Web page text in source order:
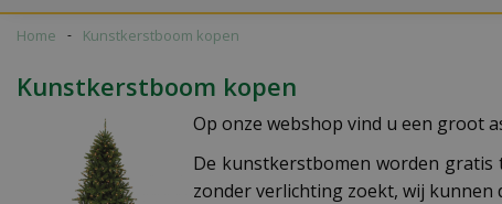
Home Kunstkerstboom kopen
Kunstkerstboom kopen
Op onze webshop vind u een groot
De kunstkerstbomen worden
zonder verlichting zoekt, wij